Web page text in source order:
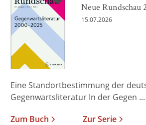
Neue Rundschau
15.07.2026
Eine Standortbestimmung der
Gegenwartsliteratur In der Gegen ...
Zum Buch
Zur Serie